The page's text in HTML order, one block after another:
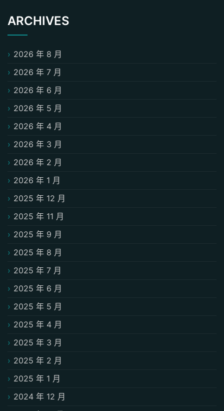
ARCHIVES
2026 年 8 月
2026 年 7 月
2026 年 6 月
2026 年 5 月
2026 年 4 月
2026 年 3 月
2026 年 2 月
2026 年 1 月
2025 年 12 月
2025 年 11 月
2025 年 9 月
2025 年 8 月
2025 年 7 月
2025 年 6 月
2025 年 5 月
2025 年 4 月
2025 年 3 月
2025 年 2 月
2025 年 1 月
2024 年 12 月